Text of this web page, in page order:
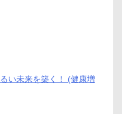
い未来を築く！ (健康増